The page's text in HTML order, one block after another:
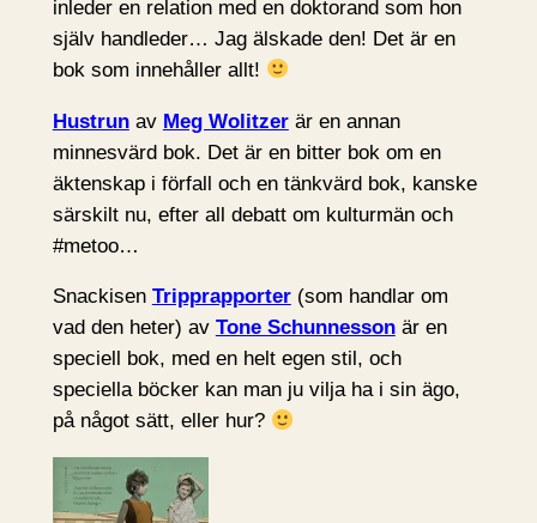
inleder en relation med en doktorand som hon
själv handleder… Jag älskade den! Det är en
bok som innehåller allt!
Hustrunav Meg Wolitzerär en annan
minnesvärd bok. Det är en bitter bok om en
äktenskap i förfall och en tänkvärd bok, kanske
särskilt nu, efter all debatt om kulturmän och
#metoo…
Snackisen Tripprapporter(som handlar om
vad den heter) av Tone Schunnessonär en
speciell bok, med en helt egen stil, och
speciella böcker kan man ju vilja ha i sin ägo,
på något sätt, eller hur?